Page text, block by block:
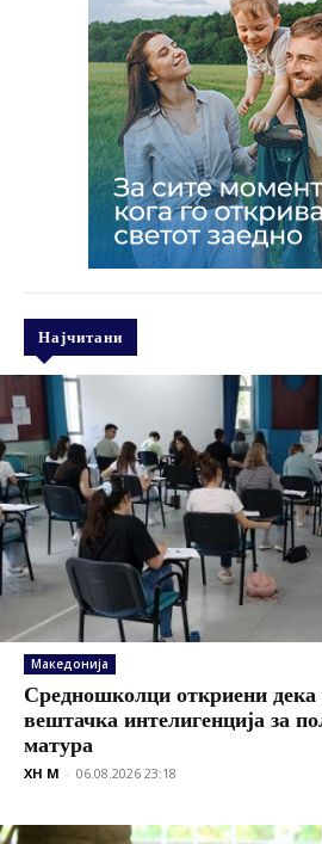
Најчитани
Македонија
Средношколци откриени дека
вештачка интелигенција за
матура
XH M - 06.08.2026 23:18